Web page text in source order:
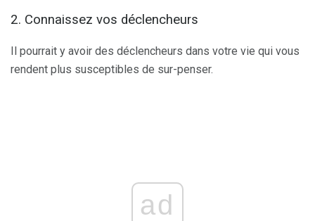
2. Connaissez vos déclencheurs
Il pourrait y avoir des déclencheurs dans votre vie qui vous
rendent plus susceptibles de sur-penser.
ad